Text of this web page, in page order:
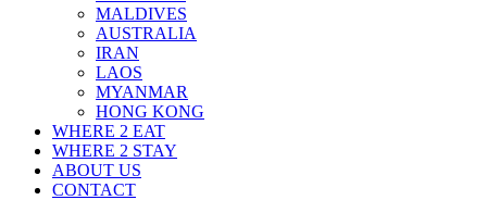
MALDIVES
AUSTRALIA
IRAN
LAOS
MYANMAR
HONG KONG
WHERE 2 EAT
WHERE 2 STAY
ABOUT US
CONTACT